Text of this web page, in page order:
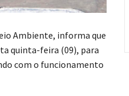
Ambiente, informa que
quinta-feira (09), para
com o funcionamento